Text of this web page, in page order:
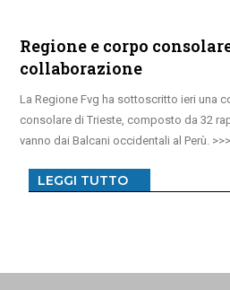
Regione e corpo
collaborazione
La Regione Fvg ha sottoscritto ieri una
consolare di Trieste, composto da 32
vanno dai Balcani occidentali al Perù.
LEGGI TUTTO